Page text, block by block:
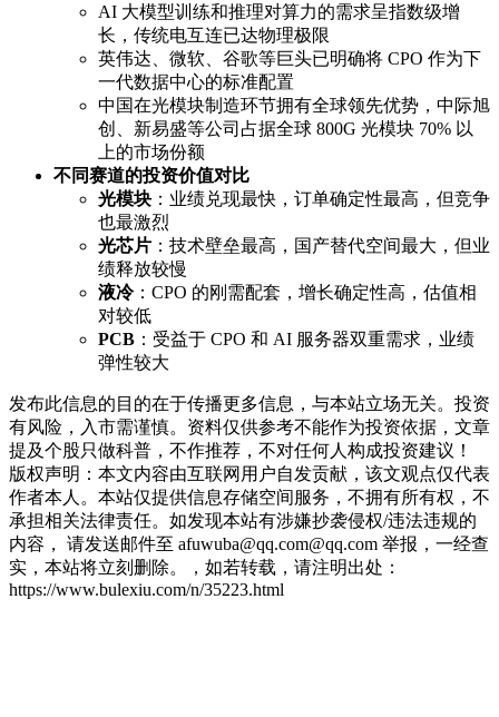
AI 大模型训练和推理对算力的需求呈指数级增
长，传统电互连已达物理极限
英伟达、微软、谷歌等巨头已明确将 CPO 作为下
一代数据中心的标准配置
中国在光模块制造环节拥有全球领先优势，中际旭
创、新易盛等公司占据全球 800G 光模块 70% 以
上的市场份额
不同赛道的投资价值对比
光模块 ：业绩兑现最快，订单确定性最高，但竞争
也最激烈
光芯片 ：技术壁垒最高，国产替代空间最大，但业
绩释放较慢
液冷：CPO 的刚需配套，增长确定性高，估值相
对较低
PCB ：受益于 CPO 和 AI 服务器双重需求，业绩
弹性较大
发布此信息的目的在于传播更多信息，与本站立场无关。投资
有风险，入市需谨慎。资料仅供参考不能作为投资依据，文章
提及个股只做科普，不作推荐，不对任何人构成投资建议！
版权声明：本文内容由互联网用户自发贡献，该文观点仅代表
作者本人。本站仅提供信息存储空间服务，不拥有所有权，不
承担相关法律责任。如发现本站有涉嫌抄袭侵权/违法违规的
内容， 请发送邮件至 afuwuba@qq.com@qq.com 举报，一经查
实，本站将立刻删除。，如若转载，请注明出处：
https://www.bulexiu.com/n/35223.html